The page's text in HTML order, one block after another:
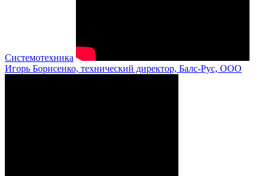
Системотехника
Игорь Борисенко, технический директор, Балс-Рус, ООО